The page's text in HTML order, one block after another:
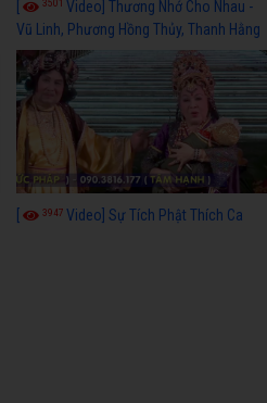
3501 Video] Thương Nhớ Cho Nhau -
Vũ Linh, Phương Hồng Thủy, Thanh Hằng
3947 Video] Sự Tích Phật Thích Ca